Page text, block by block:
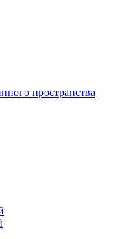
пространства